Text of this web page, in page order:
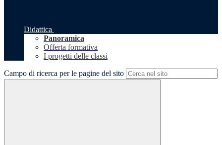
Didattica
Panoramica
Offerta formativa
I progetti delle classi
Campo di ricerca per le pagine del sito